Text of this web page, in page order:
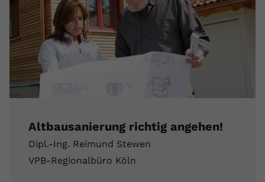
Altbausanierung richtig angehen!
Dipl.-Ing. Reimund Stewen
VPB-Regionalbüro Köln
Zweck
YouTube setzt dieses Cookie über
eingebettete YouTube-Videos und
registriert anonyme statistische Daten.
Name
Laufzeit Session
YouTube setzt diesen Cookie, um die